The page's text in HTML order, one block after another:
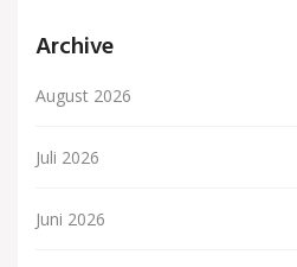
Archive
August 2026
Juli 2026
Juni 2026